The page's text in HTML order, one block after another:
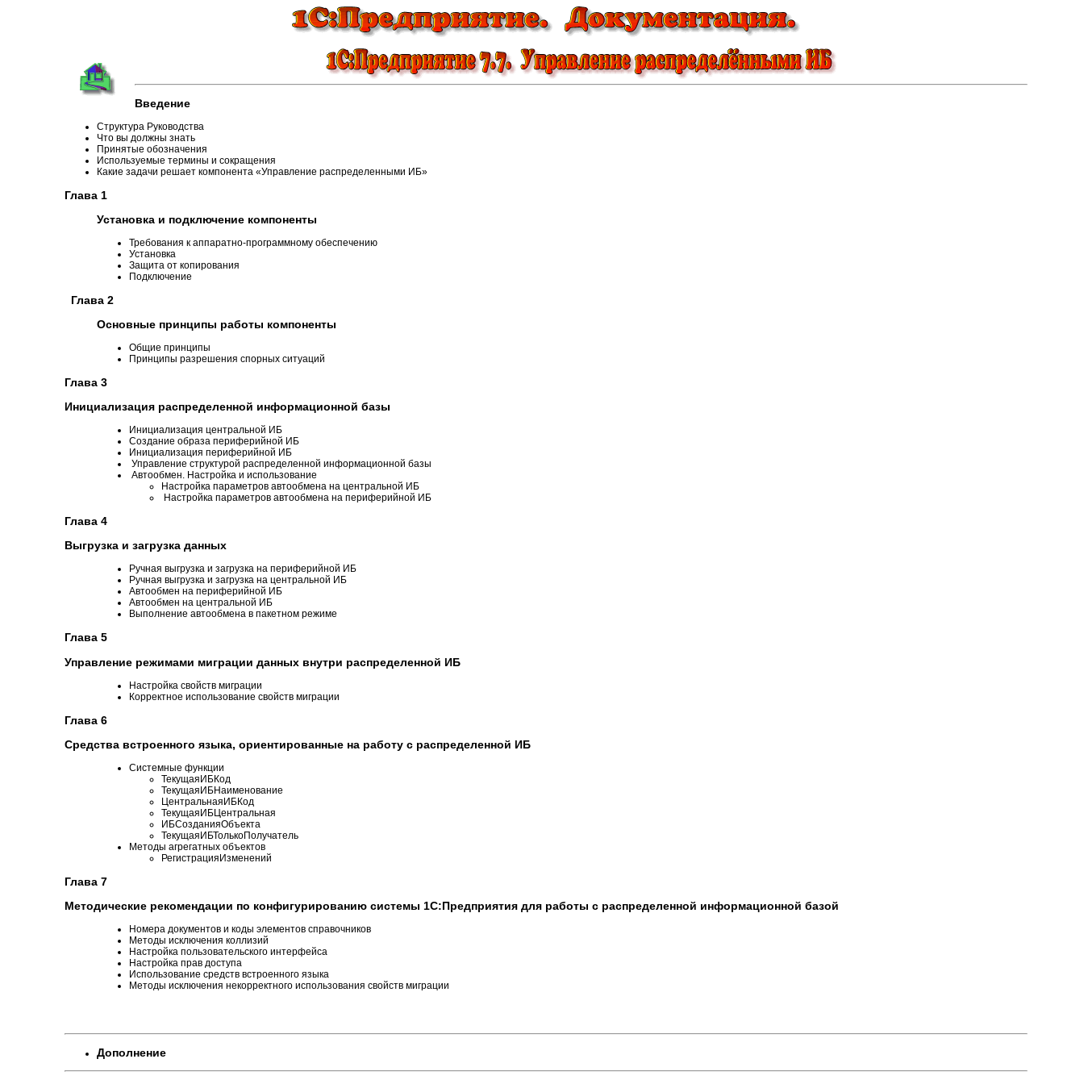
Введение
Структура Руководства
Что вы должны знать
Принятые обозначения
Используемые термины и сокращения
Какие задачи решает компонента «Управление распределенными ИБ»
Глава 1
Установка и подключение компоненты
Требования к аппаратно-программному обеспечению
Установка
Защита от копирования
Подключение
Глава 2
Основные принципы работы компоненты
Общие принципы
Принципы разрешения спорных ситуаций
Глава 3
Инициализация распределенной информационной базы
Инициализация центральной ИБ
Создание образа периферийной ИБ
Инициализация периферийной ИБ
Управление структурой распределенной информационной базы
Автообмен. Настройка и использование
Настройка параметров автообмена на центральной ИБ
Настройка параметров автообмена на периферийной ИБ
Глава 4
Выгрузка и загрузка данных
Ручная выгрузка и загрузка на периферийной ИБ
Ручная выгрузка и загрузка на центральной ИБ
Автообмен на периферийной ИБ
Автообмен на центральной ИБ
Выполнение автообмена в пакетном режиме
Глава 5
Управление режимами миграции данных внутри распределенной ИБ
Настройка свойств миграции
Корректное использование свойств миграции
Глава 6
Средства встроенного языка, ориентированные на работу с распределенной ИБ
Системные функции
ТекущаяИБКод
ТекущаяИБНаименование
ЦентральнаяИБКод
ТекущаяИБЦентральная
ИБСозданияОбъекта
ТекущаяИБТолькоПолучатель
Методы агрегатных объектов
РегистрацияИзменений
Глава 7
Методические рекомендации по конфигурированию системы 1С:Предприятия для работы с распределенной информационной базой
Номера документов и коды элементов справочников
Методы исключения коллизий
Настройка пользовательского интерфейса
Настройка прав доступа
Использование средств встроенного языка
Методы исключения некорректного использования свойств миграции
Дополнение